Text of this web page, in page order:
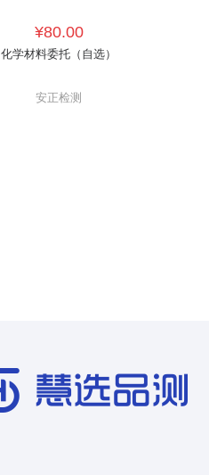
¥80.00
化学材料委托（自选）
安正检测